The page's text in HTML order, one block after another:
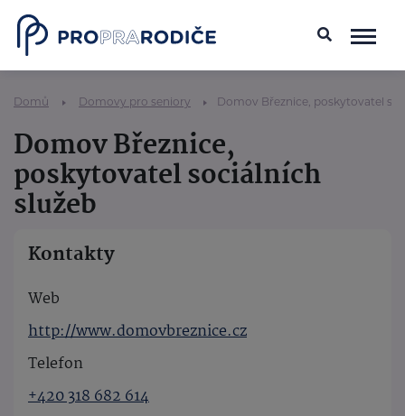
Domů Domovy pro seniory Domov Březnice, poskytovatel
Domov Březnice,
poskytovatel sociálních
služeb
Kontakty
Web
http://www.domovbreznice.cz
Telefon
+420 318 682 614